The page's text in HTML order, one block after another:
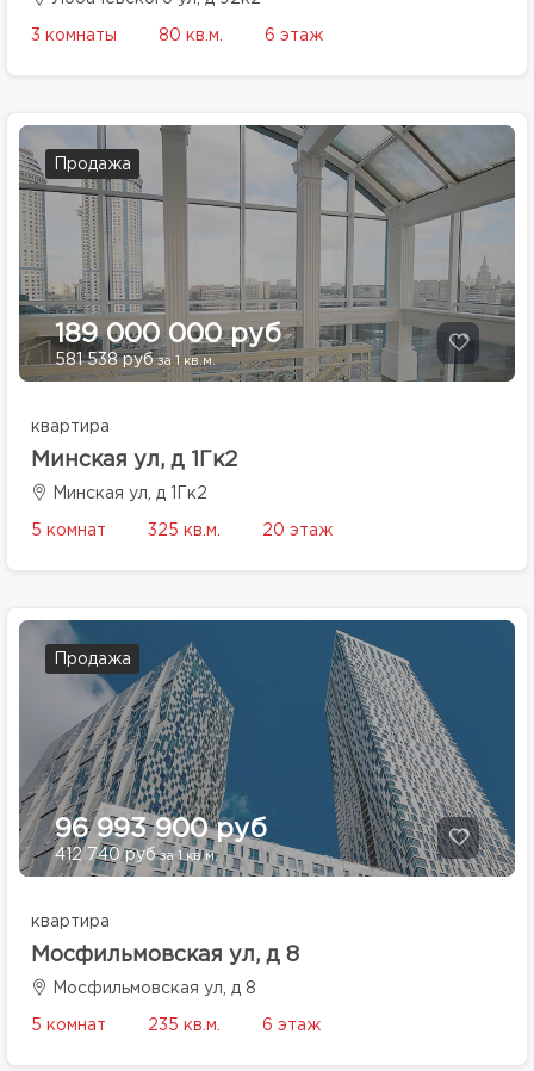
3 комнаты 80 кв.м. 6 этаж
Продажа
189 000 000 руб
581 538 рубза 1 кв.м.
квартира
Минская ул, д 1Гк2
Минская ул, д 1Гк2
5 комнат 325 кв.м. 20 этаж
Продажа
96 993 900 руб
412 740 рубза 1 кв.м.
квартира
Мосфильмовская ул, д 8
Мосфильмовская ул, д 8
5 комнат 235 кв.м. 6 этаж